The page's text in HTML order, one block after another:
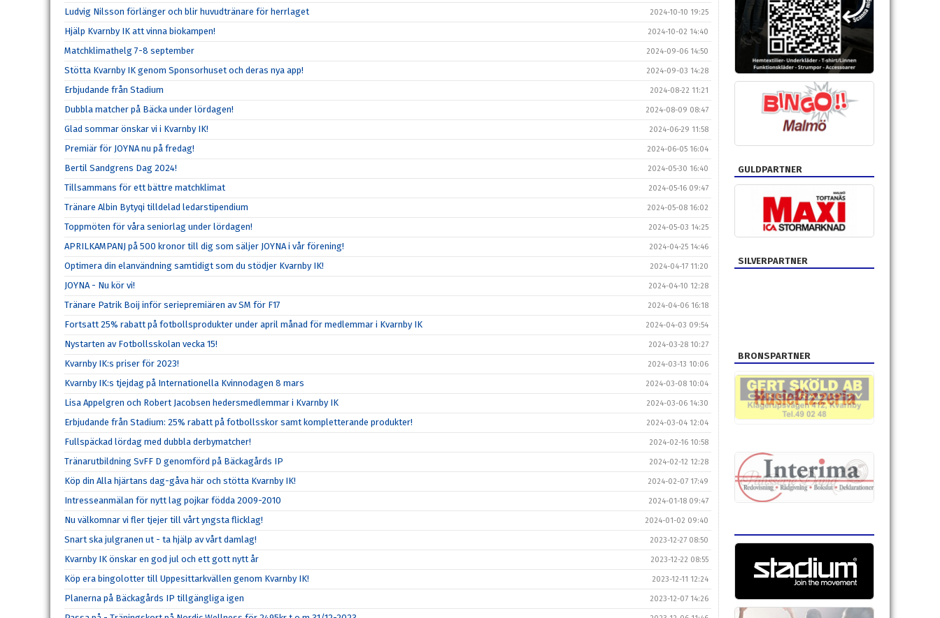
Ludvig Nilsson förlänger och blir huvudtränare för herrlaget 2024-10-10 19:25
Hjälp Kvarnby IK att vinna biokampen! 2024-10-02 14:40
Matchklimathelg 7-8 september 2024-09-06 14:50
Stötta Kvarnby IK genom Sponsorhuset och deras nya app! 2024-09-03 14:28
Erbjudande från Stadium 2024-08-22 11:21
Dubbla matcher på Bäcka under lördagen! 2024-08-09 08:47
Glad sommar önskar vi i Kvarnby IK! 2024-06-29 11:58
Premiär för JOYNA nu på fredag! 2024-06-05 16:04
Bertil Sandgrens Dag 2024! 2024-05-30 16:40
Tillsammans för ett bättre matchklimat 2024-05-16 09:47
Tränare Albin Bytyqi tilldelad ledarstipendium 2024-05-08 16:02
Toppmöten för våra seniorlag under lördagen! 2024-05-03 14:25
APRILKAMPANJ på 500 kronor till dig som säljer JOYNA i vår förening! 2024-04-25 14:46
Optimera din elanvändning samtidigt som du stödjer Kvarnby IK! 2024-04-17 11:20
JOYNA - Nu kör vi! 2024-04-10 12:28
Tränare Patrik Boij inför seriepremiären av SM för F17 2024-04-06 16:18
Fortsatt 25% rabatt på fotbollsprodukter under april månad för medlemmar i Kvarnby IK 2024-04-03 09:54
Nystarten av Fotbollsskolan vecka 15! 2024-03-28 10:27
Kvarnby IK:s priser för 2023! 2024-03-13 10:06
Kvarnby IK:s tjejdag på Internationella Kvinnodagen 8 mars 2024-03-08 10:04
Lisa Appelgren och Robert Jacobsen hedersmedlemmar i Kvarnby IK 2024-03-06 14:30
Erbjudande från Stadium: 25% rabatt på fotbollsskor samt kompletterande produkter! 2024-03-04 12:04
Fullspäckad lördag med dubbla derbymatcher! 2024-02-16 10:58
Tränarutbildning SvFF D genomförd på Bäckagårds IP 2024-02-12 12:28
Köp din Alla hjärtans dag-gåva här och stötta Kvarnby IK! 2024-02-07 17:49
Intresseanmälan för nytt lag pojkar födda 2009-2010 2024-01-18 09:47
Nu välkomnar vi fler tjejer till vårt yngsta flicklag! 2024-01-02 09:40
Snart ska julgranen ut - ta hjälp av vårt damlag! 2023-12-27 08:50
Kvarnby IK önskar en god jul och ett gott nytt år 2023-12-22 08:55
Köp era bingolotter till Uppesittarkvällen genom Kvarnby IK! 2023-12-11 12:24
Planerna på Bäckagårds IP tillgängliga igen 2023-12-07 14:26
GULDPARTNER
SILVERPARTNER
BRONSPARTNER